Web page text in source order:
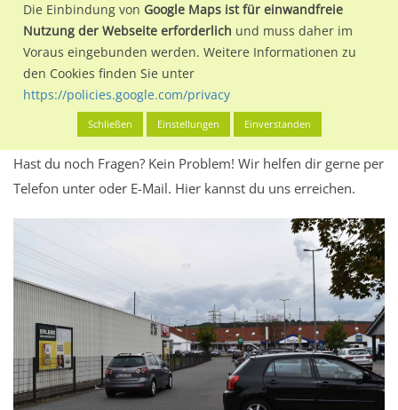
kannst du dich schon vor der Buchung im Detail über den
Standort, seine Reichweite und Werbewirkung sowie
eventuelle Beschränkungen in den zugelassenen
Werbeinhalten informieren.
Alles klar? Dann findest du direkt im unteren Teil dieser Seite
Buchungdes Standorts.
Hast du noch Fragen? Kein Problem! Wir helfen dir gerne per
Telefon unter oder E-Mail. Hier kannst du uns erreichen.
Die Einbindung von Google Maps ist für einwandfreie
Nutzung der Webseite erforderlich und muss daher im
Voraus eingebunden werden. Weitere Informationen zu
den Cookies finden Sie unter
https://policies.google.com/privacy
Schließen Einstellungen Einverstanden